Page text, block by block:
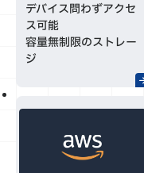
デバイス問わずアクセ
ス可能
容量無制限のストレー
ジ